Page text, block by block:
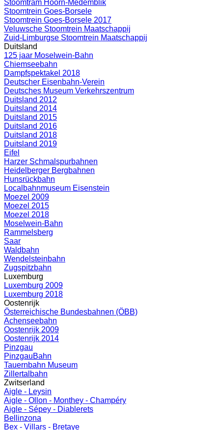
Stoomtram Hoorn-Medemblik
Stoomtrein Goes-Borsele
Stoomtrein Goes-Borsele 2017
Veluwsche Stoomtrein Maatschappij
Zuid-Limburgse Stoomtrein Maatschappij
Duitsland
125 jaar Moselwein-Bahn
Chiemseebahn
Dampfspektakel 2018
Deutscher Eisenbahn-Verein
Deutsches Museum Verkehrszentrum
Duitsland 2012
Duitsland 2014
Duitsland 2015
Duitsland 2016
Duitsland 2018
Duitsland 2019
Eifel
Harzer Schmalspurbahnen
Heidelberger Bergbahnen
Hunsrückbahn
Localbahnmuseum Eisenstein
Moezel 2009
Moezel 2015
Moezel 2018
Moselwein-Bahn
Rammelsberg
Saar
Waldbahn
Wendelsteinbahn
Zugspitzbahn
Luxemburg
Luxemburg 2009
Luxemburg 2018
Oostenrijk
Österreichische Bundesbahnen (ÖBB)
Achenseebahn
Oostenrijk 2009
Oostenrijk 2014
Pinzgau
PinzgauBahn
Tauernbahn Museum
Zillertalbahn
Zwitserland
Aigle - Leysin
Aigle - Ollon - Monthey - Champéry
Aigle - Sépey - Diablerets
Bellinzona
Bex - Villars - Bretaye